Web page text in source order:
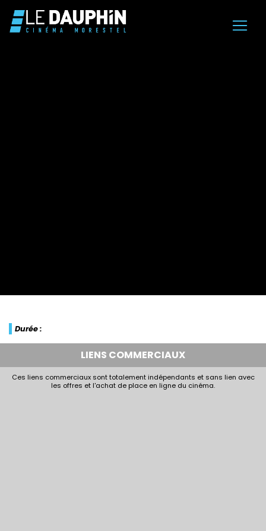
Durée :
LIENS COMMERCIAUX
Ces liens commerciaux sont totalement indépendants et sans lien avec
les offres et l'achat de place en ligne du cinéma.